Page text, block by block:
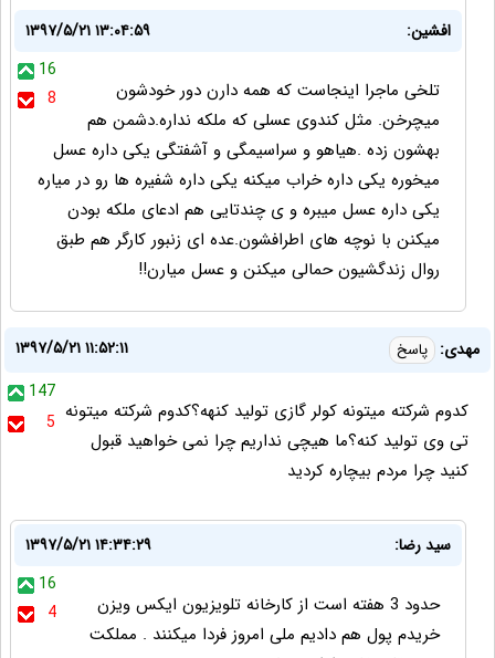
افشین:
۱۳۹۷/۵/۲۱ ۱۳:۰۴:۵۹
16
8
تلخی ماجرا اینجاست که همه دارن دور خودشون
میچرخن. مثل کندوی عسلی که ملکه نداره.دشمن هم
بهشون زده .هیاهو و سراسیمگی و آشفتگی یکی داره عسل
میخوره یکی داره خراب میکنه یکی داره شفیره ها رو در میاره
یکی داره عسل میبره و ی چندتایی هم ادعای ملکه بودن
میکنن با نوچه های اطرافشون.عده ای زنبور کارگر هم طبق
روال زندگشیون حمالی میکنن و عسل میارن!!
مهدی: پاسخ
۱۳۹۷/۵/۲۱ ۱۱:۵۲:۱۱
147
5 کدوم شرکته میتونه کولر گازی تولید کنهه؟کدوم شرکته میتونه
تی وی تولید کنه؟ما هیچی نداریم چرا نمی خواهید قبول
کنید چرا مردم بیچاره کردید
سید رضا:
۱۳۹۷/۵/۲۱ ۱۴:۳۴:۲۹
16
4
حدود 3 هفته است از کارخانه تلویزیون ایکس ویزن
خریدم پول هم دادیم ملی امروز فردا میکنند . مملکت